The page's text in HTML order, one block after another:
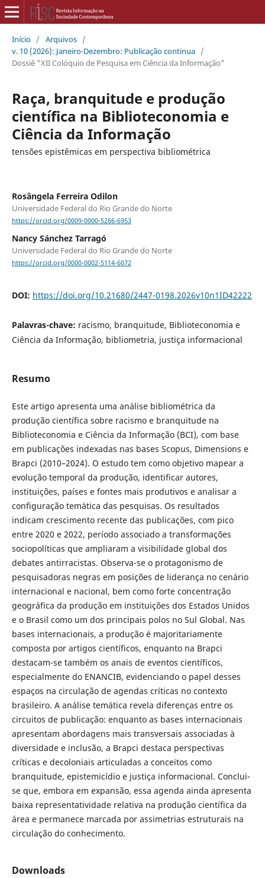
Início / Arquivos /
v. 10 (2026): Janeiro-Dezembro: Publicação continua /
Dossiê "XII Colóquio de Pesquisa em Ciência da Informação"
Raça, branquitude e produção
científica na Biblioteconomia e
Ciência da Informação
tensões epistêmicas em perspectiva bibliométrica
Rosângela Ferreira Odilon
Universidade Federal do Rio Grande do Norte
https://orcid.org/0009-0000-5266-6953
Nancy Sánchez Tarragó
Universidade Federal do Rio Grande do Norte
https://orcid.org/0000-0002-5114-6072
DOI: https://doi.org/10.21680/2447-0198.2026v10n1ID42222
Palavras-chave: racismo, branquitude, Biblioteconomia e
Ciência da Informação, bibliometria, justiça informacional
Resumo
Este artigo apresenta uma análise bibliométrica da
produção científica sobre racismo e branquitude na
Biblioteconomia e Ciência da Informação (BCI), com base
em publicações indexadas nas bases Scopus, Dimensions e
Brapci (2010–2024). O estudo tem como objetivo mapear a
evolução temporal da produção, identificar autores,
instituições, países e fontes mais produtivos e analisar a
configuração temática das pesquisas. Os resultados
indicam crescimento recente das publicações, com pico
entre 2020 e 2022, período associado a transformações
sociopolíticas que ampliaram a visibilidade global dos
debates antirracistas. Observa-se o protagonismo de
pesquisadoras negras em posições de liderança no cenário
internacional e nacional, bem como forte concentração
geográfica da produção em instituições dos Estados Unidos
e o Brasil como um dos principais polos no Sul Global. Nas
bases internacionais, a produção é majoritariamente
composta por artigos científicos, enquanto na Brapci
destacam-se também os anais de eventos científicos,
especialmente do ENANCIB, evidenciando o papel desses
espaços na circulação de agendas críticas no contexto
brasileiro. A análise temática revela diferenças entre os
circuitos de publicação: enquanto as bases internacionais
apresentam abordagens mais transversais associadas à
diversidade e inclusão, a Brapci destaca perspectivas
críticas e decoloniais articuladas a conceitos como
branquitude, epistemicídio e justiça informacional. Conclui-
se que, embora em expansão, essa agenda ainda apresenta
baixa representatividade relativa na produção científica da
área e permanece marcada por assimetrias estruturais na
circulação do conhecimento.
Downloads